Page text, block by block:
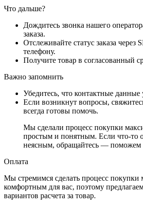
Что дальше?
Дождитесь звонка нашего
заказа.
Отслеживайте статус заказа через
телефону.
Получите товар в согласованный
Важно запомнить
Убедитесь, что контактные данные
Если возникнут вопросы,
всегда готовы помочь.
Мы сделали процесс покупки
простым и понятным. Если что-то
неясным, обращайтесь — поможем
Оплата
Мы стремимся сделать процесс покупки
комфортным для вас, поэтому
вариантов расчета за товар.